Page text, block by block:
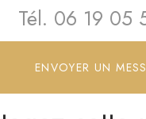
Tél. 06 19 05
ENVOYER UN